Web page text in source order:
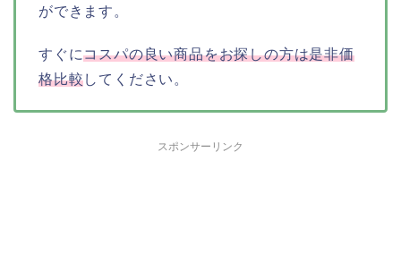
ができます。
すぐにコスパの良い商品をお探しの方は是非価
格比較してください。
スポンサーリンク